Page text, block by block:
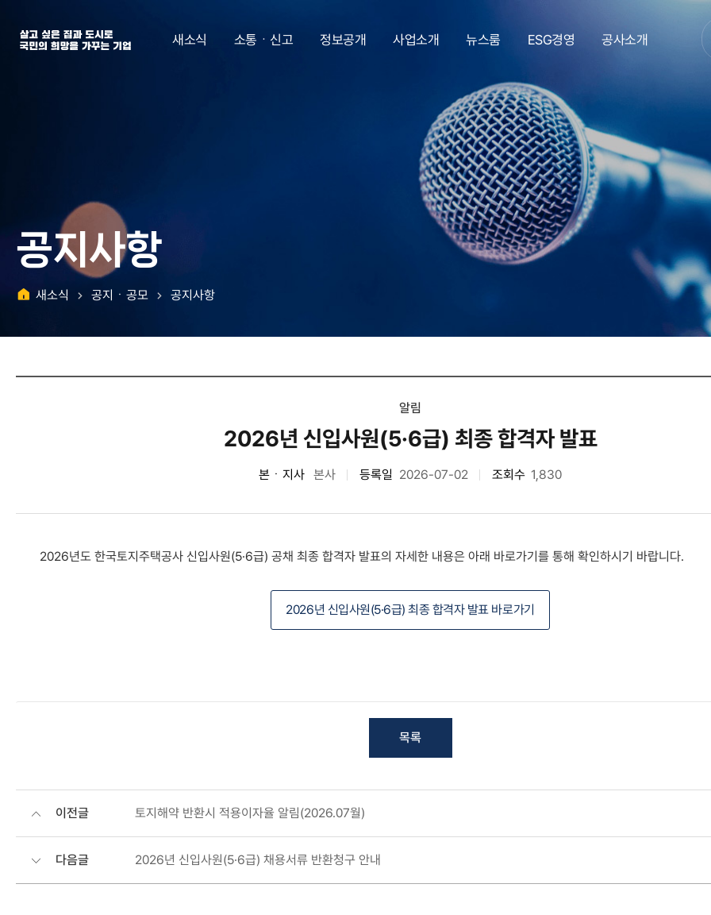
살고 싶은 집과 도시로 국민의 희망을 가꾸는 기업 | 한국토지주택공사새소식 소통ㆍ신고 정보공개 사업소개 뉴스룸 ESG경영 공사소개
공지사항
새소식 공지ㆍ공모 공지사항
알림
2026년 신입사원(5·6급) 최종 합격자 발표
본ㆍ지사 본사 등록일 2026-07-02 조회수 1,830
2026년도 한국토지주택공사 신입사원(5·6급) 공채 최종 합격자 발표의 자세한 내용은 아래 바로가기를 통해 확인하시기 바랍니다.
2026년 신입사원(5·6급) 최종 합격자 발표 바로가기
목록
이전글 토지해약 반환시 적용이자율 알림(2026.07월)
다음글 2026년 신입사원(5·6급) 채용서류 반환청구 안내